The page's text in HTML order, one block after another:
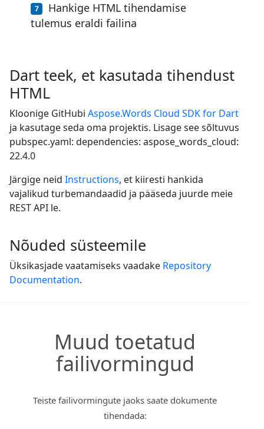
Hankige HTML tihendamise
tulemus eraldi failina
Dart teek, et kasutada tihendust
HTML
Kloonige GitHubi Aspose.Words Cloud SDK for Dart
ja kasutage seda oma projektis. Lisage see sõltuvus
pubspec.yaml: dependencies: aspose_words_cloud:
22.4.0
Järgige neid Instructions, et kiiresti hankida
vajalikud turbemandaadid ja pääseda juurde meie
REST API le.
Nõuded süsteemile
Üksikasjade vaatamiseks vaadake Repository
Documentation.
Muud toetatud
failivormingud
Teiste failivormingute jaoks saate dokumente
tihendada: